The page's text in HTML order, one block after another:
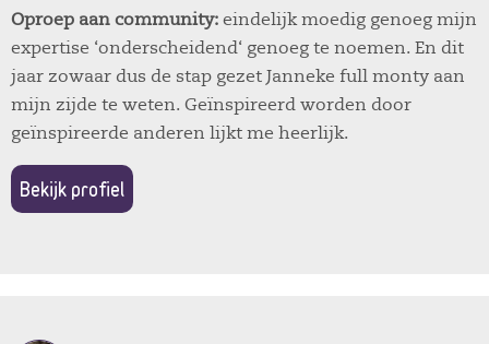
Oproep aan community: eindelijk moedig genoeg mijn
expertise ‘onderscheidend‘ genoeg te noemen. En dit
jaar zowaar dus de stap gezet Janneke full monty aan
mijn zijde te weten. Geïnspireerd worden door
geïnspireerde anderen lijkt me heerlijk.
Bekijk profiel